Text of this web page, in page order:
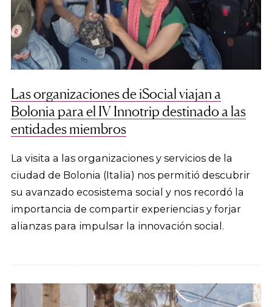
Las organizaciones de iSocial viajan a
Bolonia para el IV Innotrip destinado a las
entidades miembros
La visita a las organizaciones y servicios de la
ciudad de Bolonia (Italia) nos permitió descubrir
su avanzado ecosistema social y nos recordó la
importancia de compartir experiencias y forjar
alianzas para impulsar la innovación social.